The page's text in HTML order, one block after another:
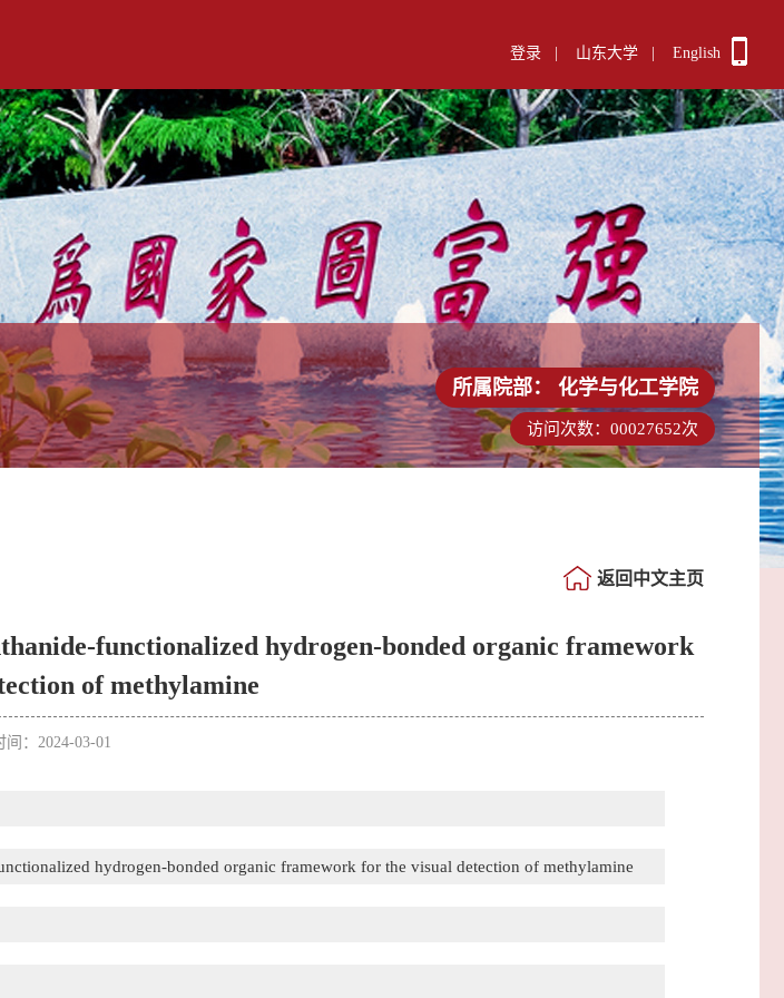
登录 山东大学 English
所属院部： 化学与化工学院
访问次数： 00027652次
返回中文主页
functionalized hydrogen-bonded organic framework
of methylamine
间：2024-03-01
hydrogen-bonded organic framework for the visual detection of methylamine